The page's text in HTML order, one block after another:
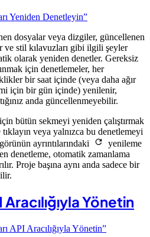
Yeniden Denetleyin”
dosyalar veya dizgiler, güncellenen
ve stil kılavuzları gibi ilgili şeyler
olarak yeniden denetler. Gereksiz
için denetlemeler, her
bir saat içinde (veya daha ağır
için bir gün içinde) yenilenir,
anda güncellenmeyebilir.
bütün sekmeyi yeniden çalıştırmak
tıklayın veya yalnızca bu denetlemeyi
ayrıntılarındaki
yenileme
denetleme, otomatik zamanlama
Proje başına aynı anda sadece bir
Aracılığıyla Yönetin
API Aracılığıyla Yönetin”